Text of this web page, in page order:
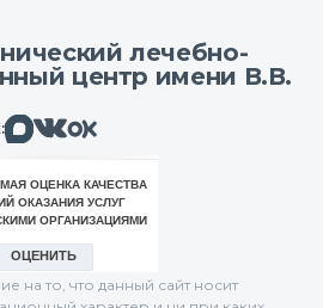
лечебно-
центр имени В.В.
МаксВконтактеОдноклассники
на то, что данный сайт носит